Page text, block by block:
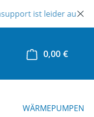
leider auch
0,00 €
WÄRMEPUMPEN